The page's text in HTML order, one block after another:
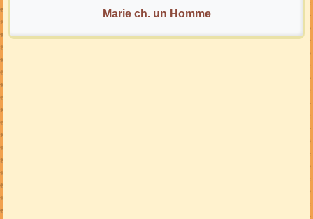
Marie ch. un Homme